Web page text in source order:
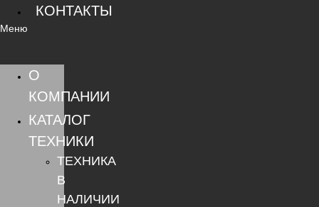
КОНТАКТЫ
Меню
О
КОМПАНИИ
КАТАЛОГ
ТЕХНИКИ
ТЕХНИКА
В
НАЛИЧИИ